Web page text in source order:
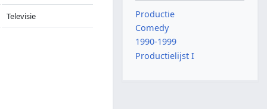
Televisie
Productie
Comedy
1990-1999
Productielijst I